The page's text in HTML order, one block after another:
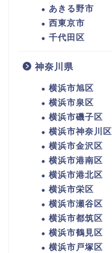
あきる野市
西東京市
千代田区
神奈川県
横浜市旭区
横浜市泉区
横浜市磯子区
横浜市神奈川区
横浜市金沢区
横浜市港南区
横浜市港北区
横浜市栄区
横浜市瀬谷区
横浜市都筑区
横浜市鶴見区
横浜市戸塚区